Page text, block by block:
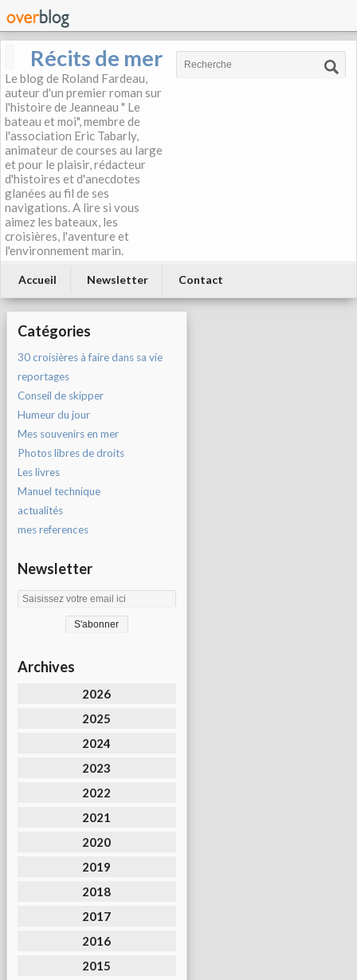
Récits de mer
Le blog de Roland Fardeau,
auteur d'un premier roman sur
l'histoire de Jeanneau " Le
bateau et moi", membre de
l'association Eric Tabarly,
animateur de courses au large
et pour le plaisir, rédacteur
d'histoires et d'anecdotes
glanées au fil de ses
navigations. A lire si vous
aimez les bateaux, les
croisières, l'aventure et
l'environnement marin.
Accueil Newsletter Contact
Catégories
30 croisières à faire dans sa vie
reportages
Conseil de skipper
Humeur du jour
Mes souvenirs en mer
Photos libres de droits
Les livres
Manuel technique
actualités
mes references
Newsletter
Archives
2026
2025
2024
2023
2022
2021
2020
2019
2018
2017
2016
2015